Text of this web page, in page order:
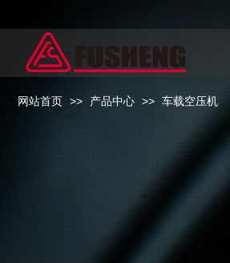
网站首页 >> 产品中心 >> 车载空压机